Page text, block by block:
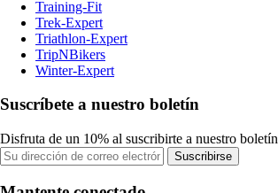
Training-Fit
Trek-Expert
Triathlon-Expert
TripNBikers
Winter-Expert
Suscríbete a nuestro boletín
Disfruta de un 10% al suscribirte a nuestro boletín
Suscribirse